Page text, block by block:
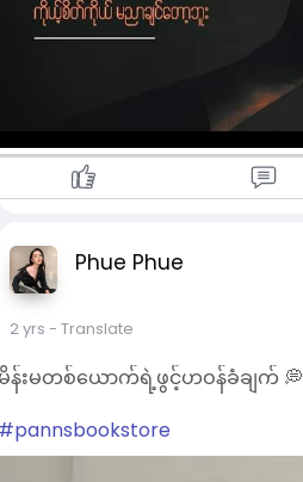
Phue Phue
2 yrs - Translate
န်းမတစ်ယောက်ရဲ့ဖွင့်ဟဝန်ခံချက် 💭